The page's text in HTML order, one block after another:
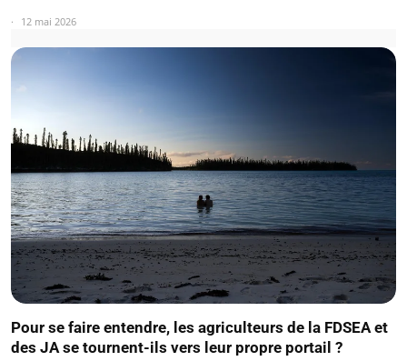
12 mai 2026
Pour se faire entendre, les agriculteurs de la FDSEA et
des JA se tournent-ils vers leur propre portail ?